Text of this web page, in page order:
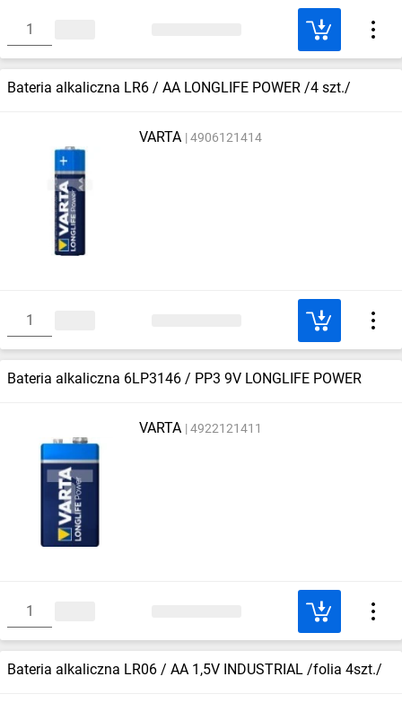
Bateria alkaliczna LR6 / AA LONGLIFE POWER /4 szt./
VARTA 4906121414
Bateria alkaliczna 6LP3146 / PP3 9V LONGLIFE POWER
VARTA 4922121411
Bateria alkaliczna LR06 / AA 1,5V INDUSTRIAL /folia 4szt./